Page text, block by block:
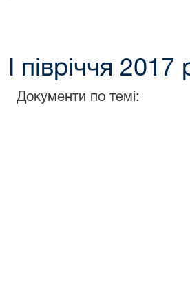
І півріччя 2017
Документи по темі: